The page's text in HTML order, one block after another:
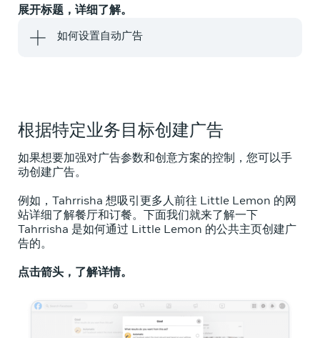
展开标题，详细了解。
如何设置自动广告
根据特定业务目标创建广告
如果想要加强对广告参数和创意方案的控制，您可以手
动创建广告。
例如，Tahrrisha 想吸引更多人前往 Little Lemon 的网
站详细了解餐厅和订餐。下面我们就来了解一下
Tahrrisha 是如何通过 Little Lemon 的公共主页创建广
告的。
点击箭头，了解详情。